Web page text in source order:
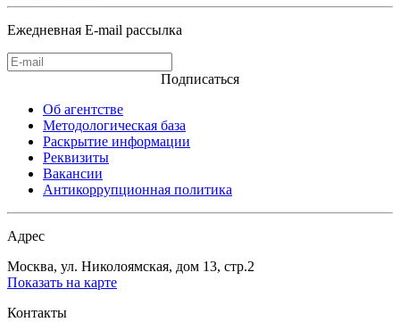
Ежедневная E-mail рассылка
Подписаться
Об агентстве
Методологическая база
Раскрытие информации
Реквизиты
Вакансии
Антикоррупционная политика
Адрес
Москва, ул. Николоямская, дом 13, стр.2
Показать на карте
Контакты